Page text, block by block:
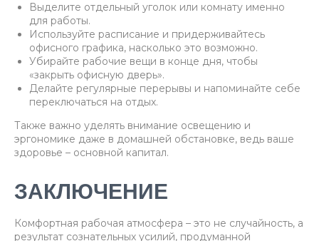
Выделите отдельный уголок или комнату именно
для работы.
Используйте расписание и придерживайтесь
офисного графика, насколько это возможно.
Убирайте рабочие вещи в конце дня, чтобы
«закрыть офисную дверь».
Делайте регулярные перерывы и напоминайте себе
переключаться на отдых.
Также важно уделять внимание освещению и
эргономике даже в домашней обстановке, ведь ваше
здоровье – основной капитал.
ЗАКЛЮЧЕНИЕ
Комфортная рабочая атмосфера – это не случайность, а
результат сознательных усилий, продуманной